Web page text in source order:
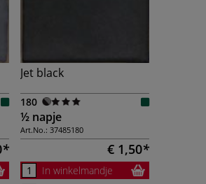
Jet black
180
½ napje
Art.No.: 37485180
€ 1,50
In winkelmandje